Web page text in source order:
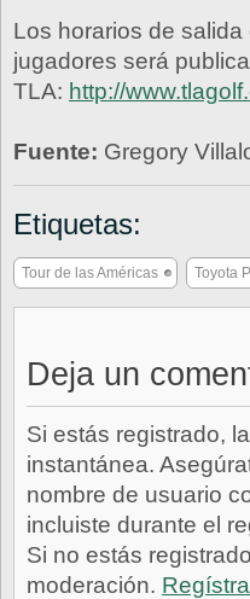
Los horarios de
jugadores será
TLA: http://
Fuente: Gregory
Etiquetas:
Tour de las Américas Toyota
Deja un
Si estás registrado,
instantánea.
nombre de usuario
incluiste durante el
Si no estás
moderación.